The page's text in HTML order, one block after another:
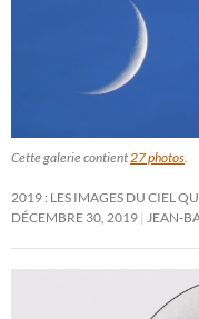
Cette galerie contient27 photos.
2019 : LES IMAGES DU CIEL
DÉCEMBRE 30, 2019 JEAN-